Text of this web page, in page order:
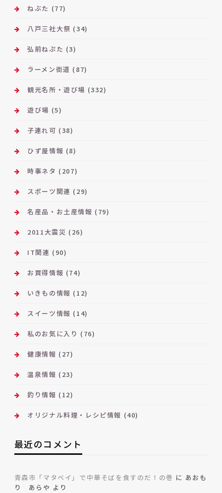
ねぶた (77)
八戸三社大祭 (34)
弘前ねぷた (3)
ラーメン街道 (87)
観光名所・遊び場 (332)
遊び場 (5)
子連れ可 (38)
ひず屋情報 (8)
時事ネタ (207)
スポーツ関連 (29)
名産品・お土産情報 (79)
2011大震災 (26)
IT関連 (90)
お買得情報 (74)
いきもの情報 (12)
スイーツ情報 (14)
私のお気に入り (76)
健康情報 (27)
温泉情報 (23)
釣り情報 (12)
オリジナル料理・レシピ情報 (40)
最近のコメント
青森市「マタベイ」で中華そばを食すのだ！の巻 に あおも
り あらや より